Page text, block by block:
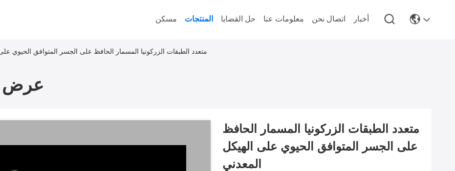
مسكن المنتجات حل القضايا معلومات عنا اتصال نحن أخبار
متعدد الطبقات الزركونيا المسمار الحافظ على الجسر المتوافق الحيوي
عرض
متعدد الطبقات الزركونيا المسمار الحافظ
على الجسر المتوافق الحيوي على الهيكل
المعدني